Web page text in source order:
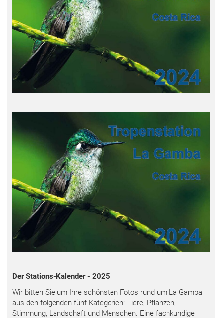
Der Stations-Kalender - 2025
Wir bitten Sie um Ihre schönsten Fotos rund um La Gamba
aus den folgenden fünf Kategorien: Tiere, Pflanzen,
Stimmung, Landschaft und Menschen. Eine fachkundige